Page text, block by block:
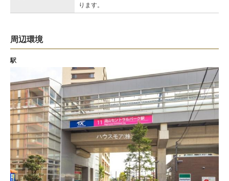
ります。
周辺環境
駅